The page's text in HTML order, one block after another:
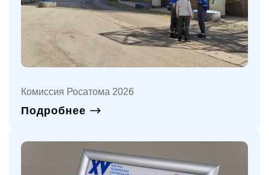
Комиссия Росатома 2026
Подробнее